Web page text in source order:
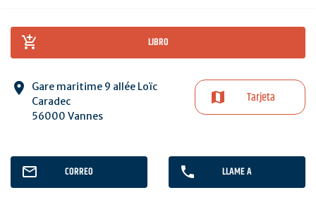
LIBRO
Gare maritime 9 allée Loïc
Caradec
56000 Vannes
Tarjeta
CORREO LLAME A